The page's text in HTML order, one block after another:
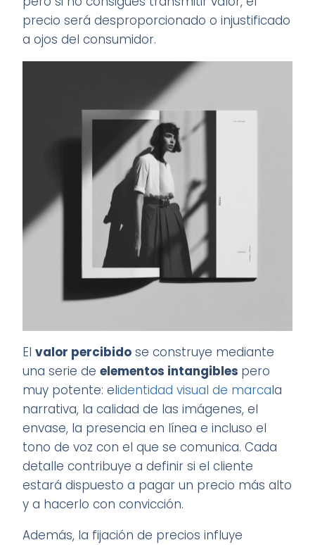
precio será desproporcionado o injustificado
a ojos del consumidor.
Elvalor percibido se construye mediante
una serie deelementos intangibles pero
muy potente: elidentidad visual de marcala
narrativa, la calidad de las imágenes, el
envase, la presencia en línea e incluso el
tono de voz con el que se comunica. Cada
detalle contribuye a definir si el cliente
estará dispuesto a pagar un precio más alto
y a hacerlo con convicción.
Además, la fijación de precios influye